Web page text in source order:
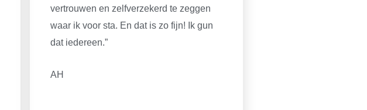
vertrouwen en zelfverzekerd te zeggen
waar ik voor sta. En dat is zo fijn! Ik gun
dat iedereen.”
AH